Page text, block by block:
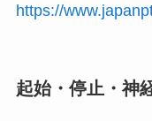
https://
起始・停止・神